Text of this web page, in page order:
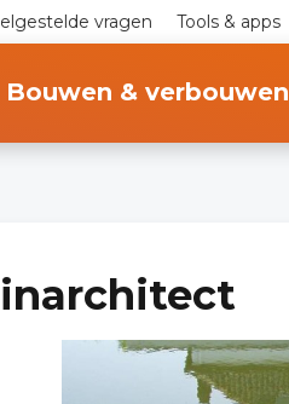
vragen Tools & apps
Bouwen & verbouwen